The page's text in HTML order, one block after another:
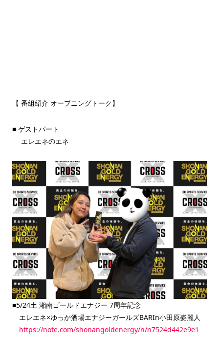
【 番組紹介 オープニングトーク】
■ ゲストパート
エレエネのエネ
■5/24土 湘南ゴールドエナジー 7周年記念
エレエネ×ゆっか酒場エナジーガールズBARIn小田原姿麗人
https://note.com/shonangoldenergy/n/n7524d442e9e1